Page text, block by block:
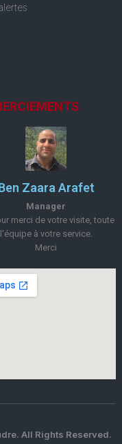
Zaara Arafet
Manager
merci de votre visite, toute
l'équipe à votre service.
Merci
All Rights Reserved.